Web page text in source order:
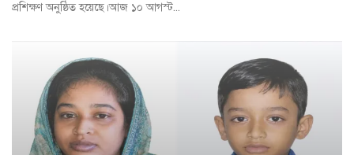
প্রশিক্ষণ অনুষ্ঠিত হয়েছে।আজ ১০ আগস্ট...